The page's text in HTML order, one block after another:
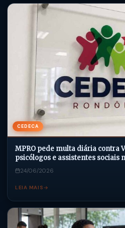
CEDECA
MPRO pede multa diária contra
psicólogos e assistentes sociais
24/06/2026
LEIA MAIS